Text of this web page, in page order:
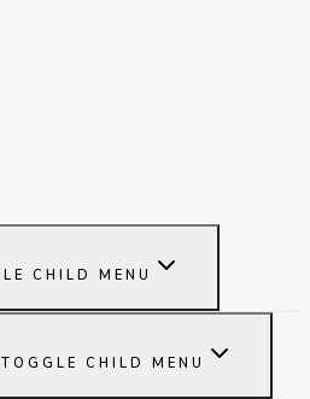
CHILD MENU
TOGGLE CHILD MENU